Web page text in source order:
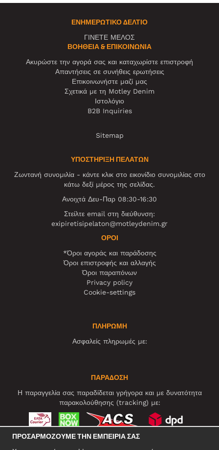
ΕΝΗΜΕΡΩΤΙΚΌ ΔΕΛΤΊΟ
ΓΙΝΕΤΕ ΜΕΛΟΣ
ΒΟΉΘΕΙΑ & ΕΠΙΚΟΙΝΩΝΊΑ
Ακυρώστε την αγορά σας και καταχωρίστε επιστροφή
Απαντήσεις σε συνήθεις ερωτήσεις
Επικοινωνήστε μαζί μας
Σχετικά με τη Motley Denim
Ιστολόγιο
B2B Inquiries
Sitemap
ΥΠΟΣΤΗΡΙΞΗ ΠΕΛΑΤΩΝ
Ζωντανή συνομιλία - κάντε κλικ στο εικονίδιο συνομιλίας στο
κάτω δεξί μέρος της σελίδας.
Ανοιχτά Δευ-Παρ 08:30-16:30
Στείλτε email στη διεύθυνση:
exipiretisipelaton@motleydenim.gr
ΌΡΟΙ
*Όροι αγοράς και παράδοσης
Όροι επιστροφής και αλλαγής
Όροι παραπόνων
Privacy policy
Cookie-settings
ΠΛΗΡΩΜΗ
Ασφαλείς πληρωμές με:
ΠΑΡΑΔΟΣΗ
Η παραγγελία σας παραδίδεται γρήγορα και με δυνατότητα
παρακολούθησης (tracking) με:
ΠΡΟΣΑΡΜΌΖΟΥΜΕ ΤΗΝ ΕΜΠΕΙΡΊΑ ΣΑΣ